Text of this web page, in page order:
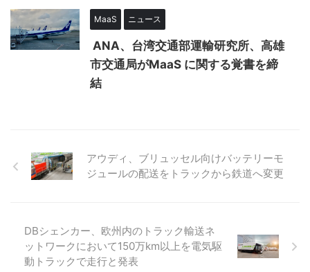
MaaS ニュース
ANA、台湾交通部運輸研究所、高雄
市交通局がMaaS に関する覚書を締
結
アウディ、ブリュッセル向けバッテリーモ
ジュールの配送をトラックから鉄道へ変更
DBシェンカー、欧州内のトラック輸送ネ
ットワークにおいて150万km以上を電気駆
動トラックで走行と発表